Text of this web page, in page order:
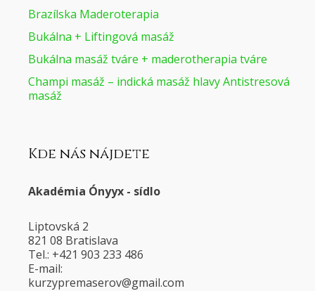
Brazílska Maderoterapia
Bukálna + Liftingová masáž
Bukálna masáž tváre + maderotherapia tváre
Champi masáž – indická masáž hlavy Antistresová
masáž
Kde nás nájdete
Akadémia Ónyyx - sídlo
Liptovská 2
821 08 Bratislava
Tel.: +421 903 233 486
E-mail:
moc.liamg
@voresamerpyzruk